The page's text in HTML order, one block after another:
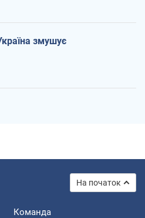
змушує
На початок
Команда